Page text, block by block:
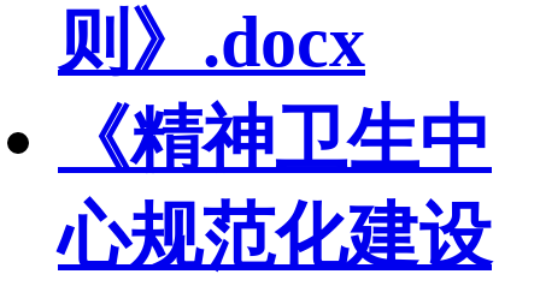
则》.docx
《精神卫生中
心规范化建设